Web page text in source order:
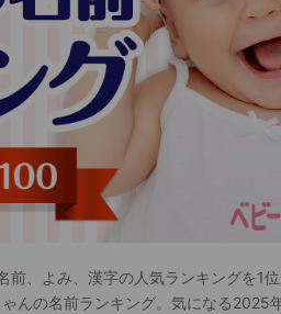
、よみ、漢字の人気ランキングを1
んの名前ランキング。気になる2025